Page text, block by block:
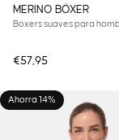
MERINO BÓXER
Bóxers suaves para
€57,95
Ahorra 14%